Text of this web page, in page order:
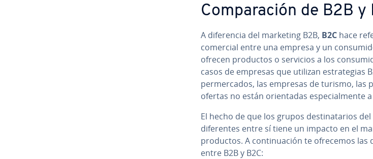
Co­m­pa­ra­ción de B2B y
A di­fe­re­n­cia del marketing B2B, B2C hace
comercial entre una empresa y un
ofrecen productos o servicios a los
casos de empresas que utilizan es­tra­te­gias
pe­r­me­r­ca­dos, las empresas de turismo, las
ofertas no están orie­n­ta­das es­pe­cia­l­me­n­te
El hecho de que los grupos de­s­ti­na­ta­rios del
di­fe­re­n­tes entre sí tiene un impacto en el
productos. A co­n­ti­nua­ción te ofrecemos las
entre B2B y B2C: